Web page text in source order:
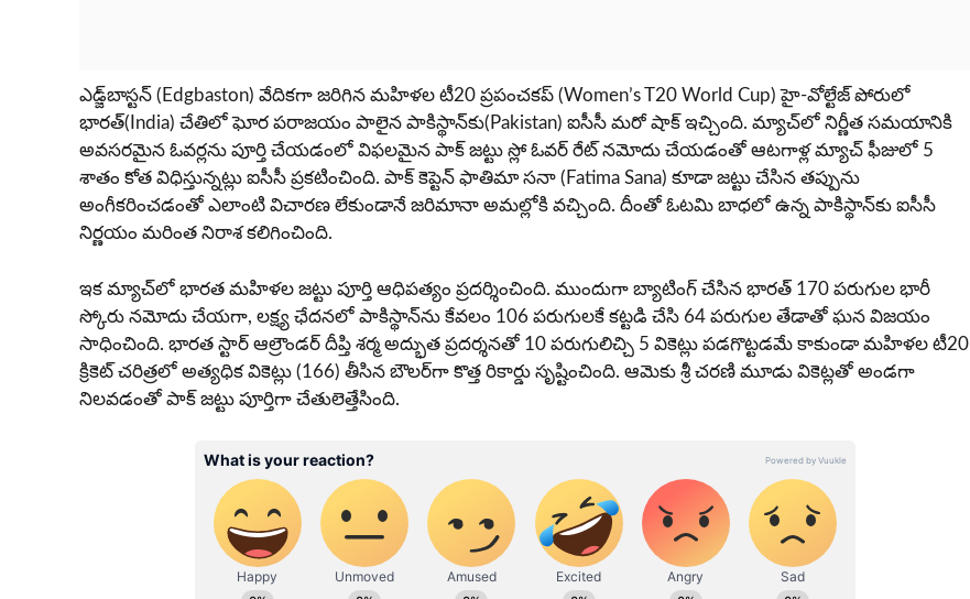
ఎడ్జ్‌బాస్టన్ (Edgbaston) వేదికగా జరిగిన మహిళల టీ20 ప్రపంచకప్ (Women’s T20 World Cup) హై-వోల్టేజ్ పోరులో
భారత్(India) చేతిలో ఘోర పరాజయం పాలైన పాకిస్థాన్‌కు(Pakistan) ఐసీసీ మరో షాక్ ఇచ్చింది. మ్యాచ్‌లో నిర్ణీత సమయానికి
అవసరమైన ఓవర్లను పూర్తి చేయడంలో విఫలమైన పాక్ జట్టు స్లో ఓవర్ రేట్ నమోదు చేయడంతో ఆటగాళ్ల మ్యాచ్ ఫీజులో 5
శాతం కోత విధిస్తున్నట్లు ఐసీసీ ప్రకటించింది. పాక్ కెప్టెన్ ఫాతిమా సనా (Fatima Sana) కూడా జట్టు చేసిన తప్పును
అంగీకరించడంతో ఎలాంటి విచారణ లేకుండానే జరిమానా అమల్లోకి వచ్చింది. దీంతో ఓటమి బాధలో ఉన్న పాకిస్థాన్‌కు ఐసీసీ
నిర్ణయం మరింత నిరాశ కలిగించింది.
ఇక మ్యాచ్‌లో భారత మహిళల జట్టు పూర్తి ఆధిపత్యం ప్రదర్శించింది. ముందుగా బ్యాటింగ్ చేసిన భారత్ 170 పరుగుల భారీ
స్కోరు నమోదు చేయగా, లక్ష్య ఛేదనలో పాకిస్థాన్‌ను కేవలం 106 పరుగులకే కట్టడి చేసి 64 పరుగుల తేడాతో ఘన విజయం
సాధించింది. భారత స్టార్ ఆల్రౌండర్ దీప్తి శర్మ అద్భుత ప్రదర్శనతో 10 పరుగులిచ్చి 5 వికెట్లు పడగొట్టడమే కాకుండా మహిళల టీ20
క్రికెట్ చరిత్రలో అత్యధిక వికెట్లు (166) తీసిన బౌలర్‌గా కొత్త రికార్డు సృష్టించింది. ఆమెకు శ్రీ చరణి మూడు వికెట్లతో అండగా
నిలవడంతో పాక్ జట్టు పూర్తిగా చేతులెత్తేసింది.